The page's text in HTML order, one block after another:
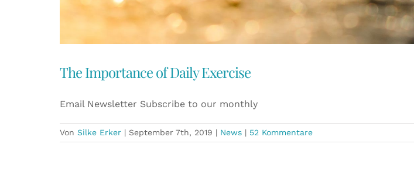
The Importance of Daily Exercise
Email Newsletter Subscribe to our monthly
Von Silke Erker | September 7th, 2019 | News | 52 Kommentare